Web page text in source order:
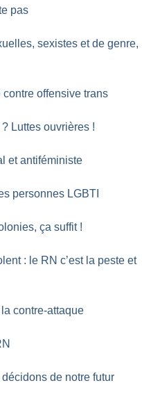
pas
sexistes et de genre,
contre offensive trans
? Luttes ouvrières !
et antiféministe
personnes LGBTI
ça suffit !
: le RN c’est la peste et
contre-attaque
de notre futur